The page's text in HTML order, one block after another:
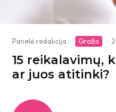
Panelė redakcija · Grožis ·
15 reikalavimų,
ar juos atitinki?